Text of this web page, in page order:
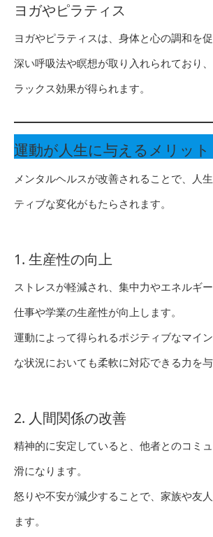
ヨガやピラティス
ヨガやピラティスは、身体と心の調和を促
深い呼吸法や瞑想が取り入れられており
ラックス効果が得られます。
運動が人生に与えるメリット
メンタルヘルスが改善されることで、人
ティブな変化がもたらされます。
1. 生産性の向上
ストレスが軽減され、集中力やエネルギー
仕事や学業の生産性が向上します。
運動によって得られるポジティブなマイ
な状況においても柔軟に対応できる力を与
2. 人間関係の改善
精神的に安定していると、他者とのコミ
滑になります。
怒りや不安が減少することで、家族や友
ます。